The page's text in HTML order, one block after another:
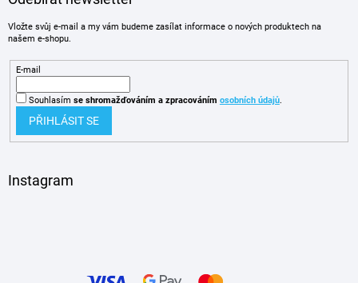
Vložte svůj e-mail a my vám budeme zasílat informace o nových produktech na
našem e-shopu.
E-mail
Souhlasím se shromažďováním a zpracováním osobních údajů.
PŘIHLÁSIT SE
Instagram